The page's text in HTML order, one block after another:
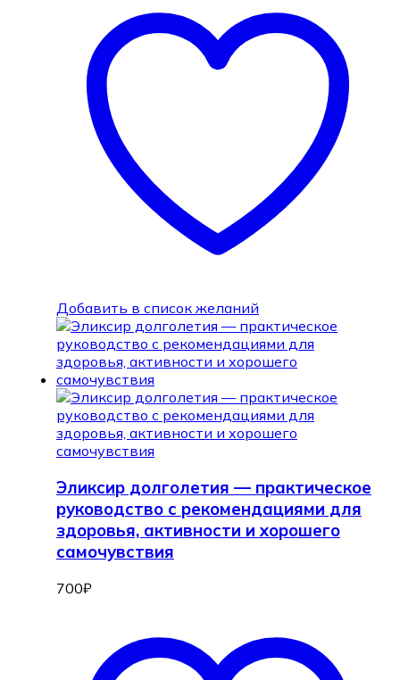
Добавить в список желаний
Эликсир долголетия — практическое
руководство с рекомендациями для
здоровья, активности и хорошего
самочувствия
700₽